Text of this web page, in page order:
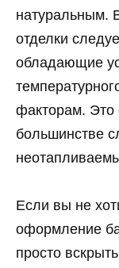
натуральным.
отделки
обладающие
факторам. Это
большинстве
Если вы не
оформление
просто